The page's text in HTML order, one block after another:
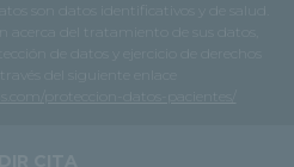
son datos identificativos y de salud.
acerca del tratamiento de sus datos,
de datos y ejercicio de derechos
del siguiente enlace
proteccion-datos-pacientes/